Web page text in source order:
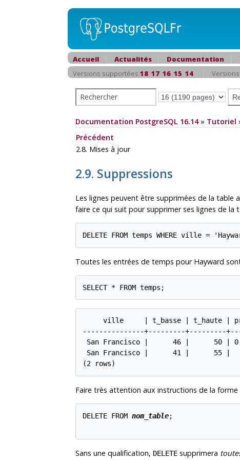
Accueil Actualités Documentation
Versions supportées 18 17 16 15 14
Documentation PostgreSQL 16.14» Tutoriel
Précédent
2.8. Mises à jour
2.9. Suppressions
Les lignes peuvent être supprimées de la table
faire ce qui suit pour supprimer ses lignes de la
DELETE FROM temps WHERE ville =
Toutes les entrées de temps pour Hayward
SELECT * FROM temps;
ville     | t_basse | t_haute |
---------------+---------+---------
San Francisco |      46 |      50 |
San Francisco |      41 |      55 |
(2 rows)
Faire très attention aux instructions de la forme
DELETE FROM nom_table;
Sans une qualification, DELETE supprimera